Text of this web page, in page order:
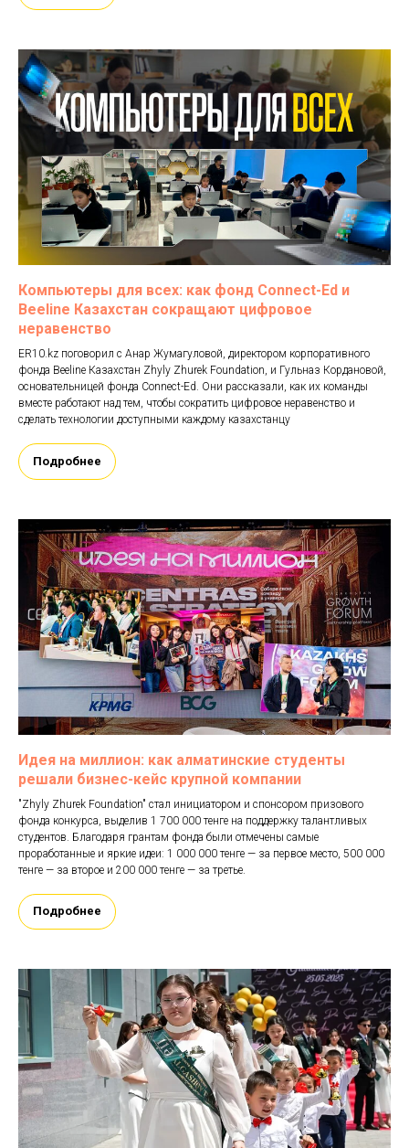
Компьютеры для всех: как фонд Connect-Ed и
Beeline Казахстан сокращают цифровое
неравенство
ER10.kz поговорил с Анар Жумагуловой, директором корпоративного
фонда Beeline Казахстан Zhyly Zhurek Foundation, и Гульназ Кордановой,
основательницей фонда Connect-Ed. Они рассказали, как их команды
вместе работают над тем, чтобы сократить цифровое неравенство и
сделать технологии доступными каждому казахстанцу
Подробнее
Идея на миллион: как алматинские студенты
решали бизнес-кейс крупной компании
"Zhyly Zhurek Foundation" стал инициатором и спонсором призового
фонда конкурса, выделив 1 700 000 тенге на поддержку талантливых
студентов. Благодаря грантам фонда были отмечены самые
проработанные и яркие идеи: 1 000 000 тенге — за первое место, 500 000
тенге — за второе и 200 000 тенге — за третье.
Подробнее